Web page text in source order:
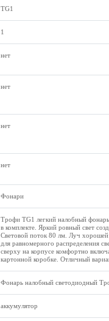
TG1
1
нет
нет
нет
нет
Фонари
Трофи TG1 легкий налобный
в комплекте. Яркий ровный свет
Световой поток 80 лм. Луч хорошей
для равномерного распределения
сверху на корпусе комфортно
картонной коробке. Отличный
Фонарь налобный светодиодный
аккумулятор